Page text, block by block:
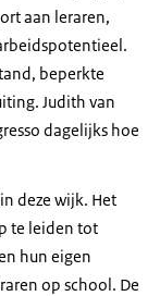
aan leraren,
beperkte
Judith van
dagelijks hoe
deze wijk. Het
te leiden tot
hun eigen
op school. De